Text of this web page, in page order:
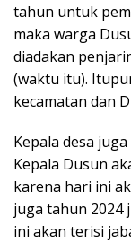
tahun untuk
maka warga
diadakan
(waktu itu).
kecamatan dan
Kepala desa
Kepala Dusun
karena hari ini
juga tahun 2024
ini akan terisi